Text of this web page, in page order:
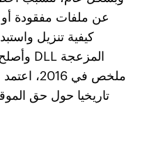
كيفية تنزيل
ملخص في
تاريخيا حول حق